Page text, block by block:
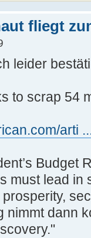
fliegt
leider
to scrap 54
arti
Budget
must lead in
nimmt dann